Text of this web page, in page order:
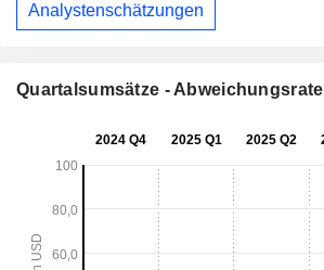
Analystenschätzungen
Quartalsumsätze - Abweichungsrate